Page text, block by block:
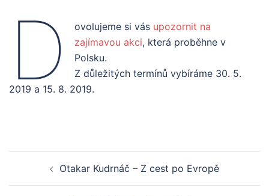
D ovolujeme si vás upozornit na
zajímavou akci, která proběhne v
Polsku.
Z důležitých termínů vybíráme 30. 5.
2019 a 15. 8. 2019.
navigationOtakar Kudrnáč – Z cest po Evropě